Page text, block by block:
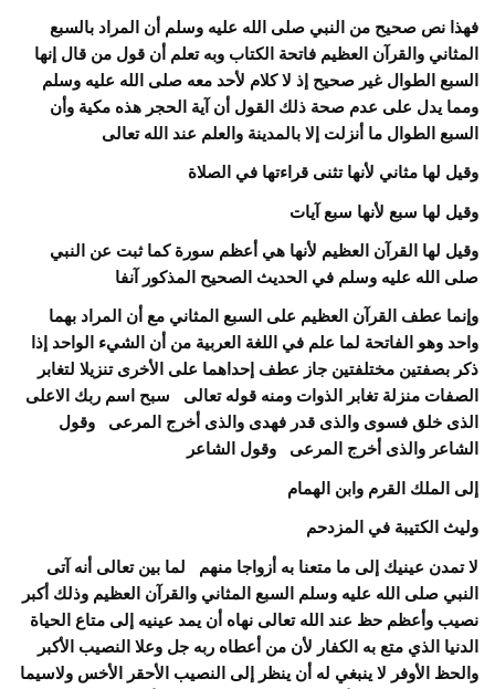
فهذا نص صحيح من النبي صلى الله عليه وسلم أن المراد بالسبع
المثاني والقرآن العظيم فاتحة الكتاب وبه تعلم أن قول من قال إنها
السبع الطوال غير صحيح إذ لا كلام لأحد معه صلى الله عليه وسلم
ومما يدل على عدم صحة ذلك القول أن آية الحجر هذه مكية وأن
السبع الطوال ما أنزلت إلا بالمدينة والعلم عند الله تعالى
وقيل لها مثاني لأنها تثنى قراءتها في الصلاة
وقيل لها سبع لأنها سبع آيات
وقيل لها القرآن العظيم لأنها هي أعظم سورة كما ثبت عن النبي
صلى الله عليه وسلم في الحديث الصحيح المذكور آنفا
وإنما عطف القرآن العظيم على السبع المثاني مع أن المراد بهما
واحد وهو الفاتحة لما علم في اللغة العربية من أن الشيء الواحد إذا
ذكر بصفتين مختلفتين جاز عطف إحداهما على الأخرى تنزيلا لتغابر
الصفات منزلة تغابر الذوات ومنه قوله تعالى سبح اسم ربك الاعلى
الذى خلق فسوى والذى قدر فهدى والذى أخرج المرعى وقول
الشاعر والذى أخرج المرعى وقول الشاعر
إلى الملك القرم وابن الهمام
وليث الكتيبة في المزدحم
لا تمدن عينيك إلى ما متعنا به أزواجا منهم لما بين تعالى أنه آتى
النبي صلى الله عليه وسلم السبع المثاني والقرآن العظيم وذلك أكبر
نصيب وأعظم حظ عند الله تعالى نهاه أن يمد عينيه إلى متاع الحياة
الدنيا الذي متع به الكفار لأن من أعطاه ربه جل وعلا النصيب الأكبر
والحظ الأوفر لا ينبغي له أن ينظر إلى النصيب الأحقر الأخس ولاسيما